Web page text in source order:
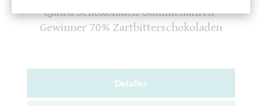
Qantu Schokoladen Goldmedaillen-
Gewinner 70% Zartbitterschokoladen
Detalles